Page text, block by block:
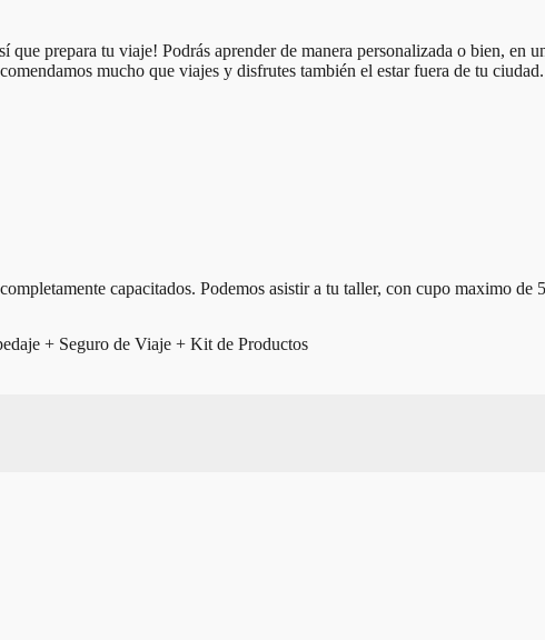
que prepara tu viaje! Podrás aprender de manera personalizada o bien, en
mucho que viajes y disfrutes también el estar fuera de tu ciudad.
capacitados. Podemos asistir a tu taller, con cupo maximo de
+ Seguro de Viaje + Kit de Productos